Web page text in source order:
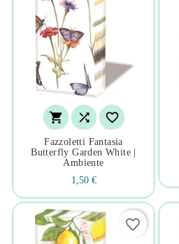
  
Fazzoletti Fantasia
Butterfly Garden White |
Ambiente
1,50 €
favorite_border